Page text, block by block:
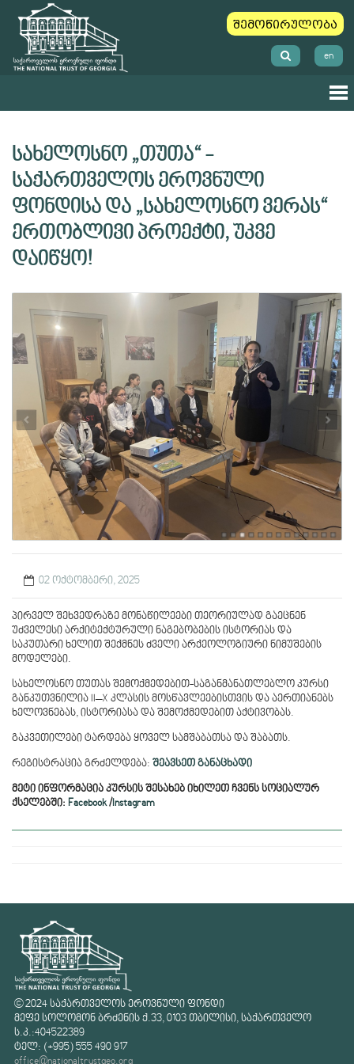
შემოწირულობა
en
სახელოსნო „თუთა“ -
საქართველოს ეროვნული
ფონდისა და „სახელოსნო ვერას“
ერთობლივი პროექტი, უკვე
დაიწყო!
02 ოქტომბერი, 2025
პირველ შეხვედრაზე მონაწილეები თეორიულად გაეცნენ
უძველესი არქიტექტურული ნაგებობების ისტორიას და
საკუთარი ხელით შექმნეს ძველი არქეოლოგიური ნიმუშების
მოდელები.
სახელოსნო თუთას შემოქმედებით-საგანმანათლებლო კურსი
განკუთვნილია II–X კლასის მოსწავლეებისთვის და აერთიანებს
ხელოვნებას, ისტორიასა და შემოქმედებით აქტივობას.
გაკვეთილები ტარდება ყოველ სამშაბათსა და შაბათს.
რეგისტრაცია გრძელდება: შეავსეთ განაცხადი
მეტი ინფორმაცია კურსის შესახებ იხილეთ ჩვენს სოციალურ
ქსელებში: Facebook /Instagram
© 2024 საქართველოს ეროვნული ფონდი
მეფე სოლომონ ბრძენის ქ.33, 0103 თბილისი, საქართველო
ს.კ.:404522389
ტელ: (+995) 555 490 917
office@nationaltrustgeo.org